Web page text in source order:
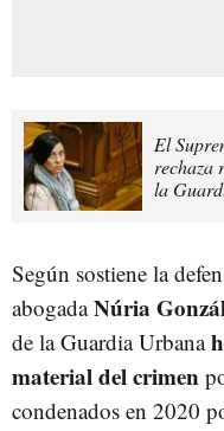
El
rechaza
la
Según sostiene la
abogadaNúria
de la Guardia Urbana
material del crimen
condenados en 2020